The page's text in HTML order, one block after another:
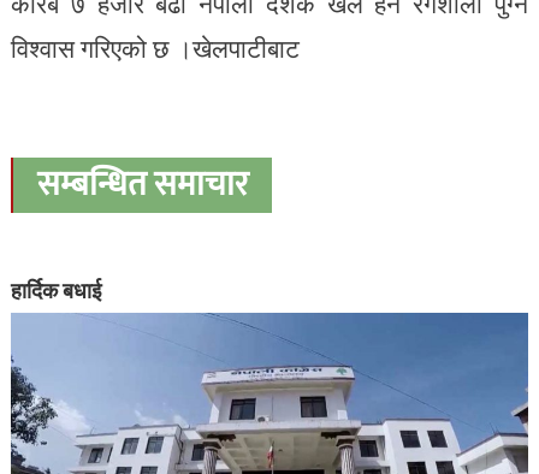
विश्वास गरिएको छ ।खेलपाटीबाट
सम्बन्धित समाचार
हार्दिक बधाई